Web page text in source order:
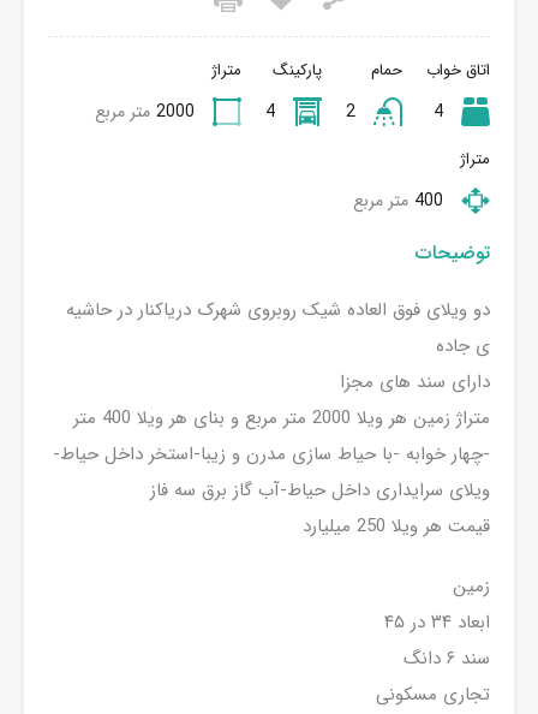
اتاق خواب
4
حمام
2
پارکینگ
4
متراژ
2000 متر مربع
متراژ
400 متر مربع
توضیحات
دو ویلای فوق العاده شیک روبروی شهرک دریاکنار در حاشیه
ی جاده
دارای سند های مجزا
متراژ زمین هر ویلا 2000 متر مربع و بنای هر ویلا 400 متر
-چهار خوابه -با حیاط سازی مدرن و زیبا-استخر داخل حیاط-
ویلای سرایداری داخل حیاط-آب گاز برق سه فاز
قیمت هر ویلا 250 میلیارد
زمین
ابعاد ۳۴ در ۴۵
سند ۶ دانگ
تجاری مسکونی